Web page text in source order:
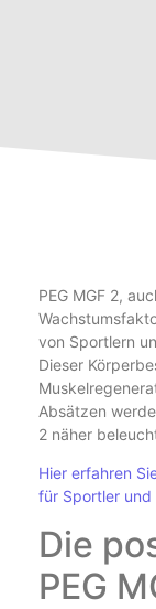
PEG MGF 2,
von Sportlern
Dieser
Absätzen
2 näher
Hier erfahren
für Sportler und
Die
PEG